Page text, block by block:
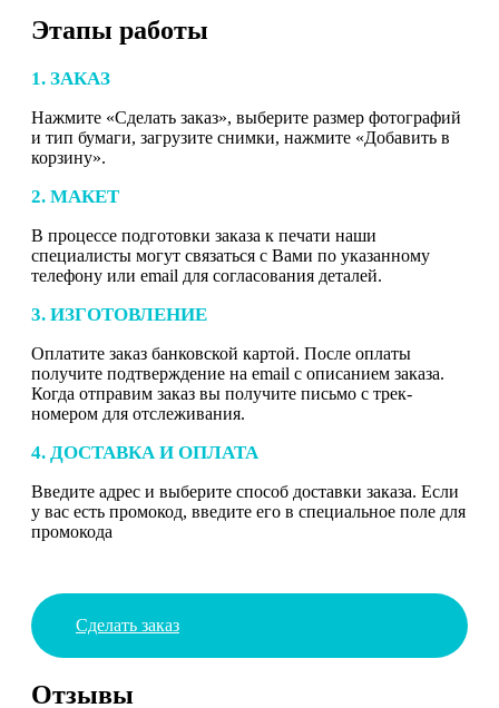
Этапы работы
1. ЗАКАЗ
Нажмите «Сделать заказ», выберите размер фотографий
и тип бумаги, загрузите снимки, нажмите «Добавить в
корзину».
2. МАКЕТ
В процессе подготовки заказа к печати наши
специалисты могут связаться с Вами по указанному
телефону или email для согласования деталей.
3. ИЗГОТОВЛЕНИЕ
Оплатите заказ банковской картой. После оплаты
получите подтверждение на email с описанием заказа.
Когда отправим заказ вы получите письмо с трек-
номером для отслеживания.
4. ДОСТАВКА И ОПЛАТА
Введите адрес и выберите способ доставки заказа. Если
у вас есть промокод, введите его в специальное поле для
промокода
Сделать заказ
Отзывы